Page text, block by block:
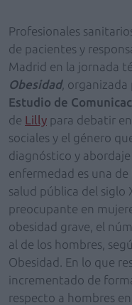
Profesionales
de pacientes y
Madrid en la jornada
Obesidad, organizada
Estudio de
de Lilly para debatir
sociales y el género
diagnóstico y abordaje
enfermedad es una de
salud pública del siglo
preocupante en
obesidad grave, el
al de los hombres,
Obesidad. En lo que
incrementado de
respecto a hombres